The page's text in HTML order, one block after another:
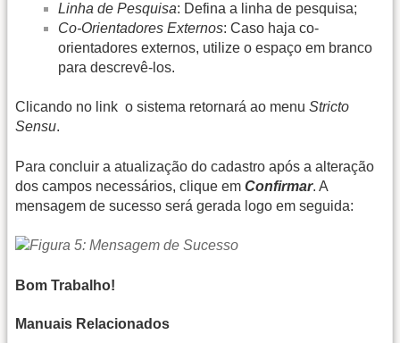
Linha de Pesquisa: Defina a linha de pesquisa;
Co-Orientadores Externos: Caso haja co-
orientadores externos, utilize o espaço em branco
para descrevê-los.
Clicando no link o sistema retornará ao menu Stricto
Sensu.
Para concluir a atualização do cadastro após a alteração
dos campos necessários, clique em Confirmar. A
mensagem de sucesso será gerada logo em seguida:
Bom Trabalho!
Manuais Relacionados